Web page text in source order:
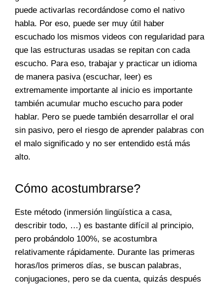
puede activarlas recordándose como el nativo
habla. Por eso, puede ser muy útil haber
escuchado los mismos videos con regularidad para
que las estructuras usadas se repitan con cada
escucho. Para eso, trabajar y practicar un idioma
de manera pasiva (escuchar, leer) es
extremamente importante al inicio es importante
también acumular mucho escucho para poder
hablar. Pero se puede también desarrollar el oral
sin pasivo, pero el riesgo de aprender palabras con
el malo significado y no ser entendido está más
alto.
Cómo acostumbrarse?
Este método (inmersión lingüística a casa,
describir todo, …) es bastante difícil al principio,
pero probándolo 100%, se acostumbra
relativamente rápidamente. Durante las primeras
horas/los primeros días, se buscan palabras,
conjugaciones, pero se da cuenta, quizás después